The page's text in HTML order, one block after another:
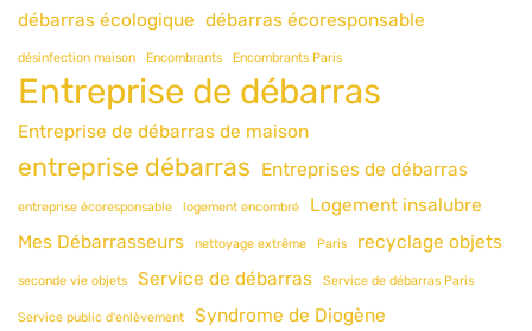
débarras écologique débarras écoresponsable
désinfection maison Encombrants Encombrants Paris
Entreprise de débarras
Entreprise de débarras de maison
entreprise débarras Entreprises de débarras
entreprise écoresponsable logement encombré
Logement insalubre
Mes Débarrasseurs
nettoyage extrême Paris recyclage objets
seconde vie objets Service de débarras Service de débarras Paris
Service public d'enlèvement Syndrome de Diogène